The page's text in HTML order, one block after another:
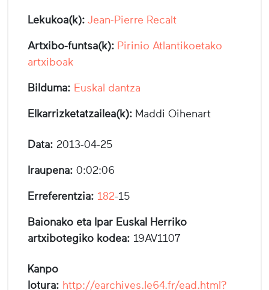
Lekukoa(k): Jean-Pierre Recalt
Artxibo-funtsa(k): Pirinio Atlantikoetako
artxiboak
Bilduma: Euskal dantza
Elkarrizketatzailea(k): Maddi Oihenart
Data: 2013-04-25
Iraupena: 0:02:06
Erreferentzia: 182-15
Baionako eta Ipar Euskal Herriko
artxibotegiko kodea: 19AV1107
Kanpo
lotura: http://earchives.le64.fr/ead.html?